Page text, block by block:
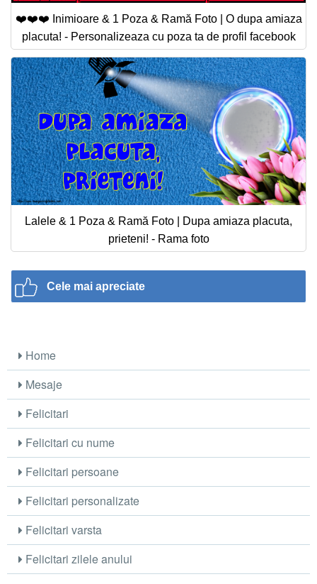
❤️❤️❤️ Inimioare & 1 Poza & Ramă Foto | O dupa amiaza
placuta! - Personalizeaza cu poza ta de profil facebook
Lalele & 1 Poza & Ramă Foto | Dupa amiaza placuta,
prieteni! - Rama foto
Cele mai apreciate
Home
Mesaje
Felicitari
Felicitari cu nume
Felicitari persoane
Felicitari personalizate
Felicitari varsta
Felicitari zilele anului